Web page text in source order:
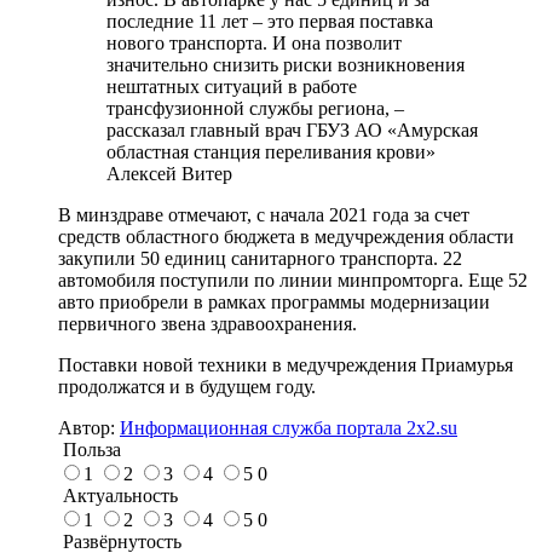
последние 11 лет – это первая поставка
нового транспорта. И она позволит
значительно снизить риски возникновения
нештатных ситуаций в работе
трансфузионной службы региона, –
рассказал главный врач ГБУЗ АО «Амурская
областная станция переливания крови»
Алексей Витер
В минздраве отмечают, с начала 2021 года за счет
средств областного бюджета в медучреждения области
закупили 50 единиц санитарного транспорта. 22
автомобиля поступили по линии минпромторга. Еще 52
авто приобрели в рамках программы модернизации
первичного звена здравоохранения.
Поставки новой техники в медучреждения Приамурья
продолжатся и в будущем году.
Автор: Информационная служба портала 2x2.su
Польза
1
2 3 4 5 0
Актуальность
1
2 3 4 5 0
Развёрнутость